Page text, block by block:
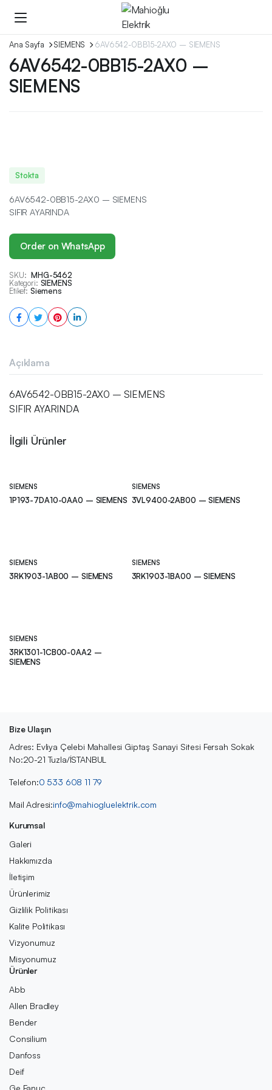
Ana Sayfa SIEMENS 6AV6542-0BB15-2AX0 – SIEMENS
6AV6542-0BB15-2AX0 –
SIEMENS
Stokta
6AV6542-0BB15-2AX0 – SIEMENS
SIFIR AYARINDA
Order on WhatsApp
SKU: MHG-5462
Kategori: SIEMENS
Etiket: Siemens
Açıklama
6AV6542-0BB15-2AX0 – SIEMENS
SIFIR AYARINDA
İlgili Ürünler
SIEMENS
1P193-7DA10-0AA0 – SIEMENS
SIEMENS
3VL9400-2AB00 – SIEMENS
SIEMENS
3RK1903-1AB00 – SIEMENS
SIEMENS
3RK1903-1BA00 – SIEMENS
SIEMENS
3RK1301-1CB00-0AA2 –
SIEMENS
Bize Ulaşın
Adres: Evliya Çelebi Mahallesi Giptaş Sanayi Sitesi Fersah Sokak
No:20-21 Tuzla/İSTANBUL
Telefon:0 533 608 11 79
Mail Adresi:info@mahiogluelektrik.com
Kurumsal
Galeri
Hakkımızda
İletişim
Ürünlerimiz
Gizlilik Politikası
Kalite Politikası
Vizyonumuz
Misyonumuz
Ürünler
Abb
Allen Bradley
Bender
Consilium
Danfoss
Deif